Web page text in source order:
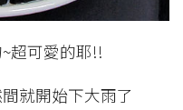
超可愛的耶!!
就開始下大雨了